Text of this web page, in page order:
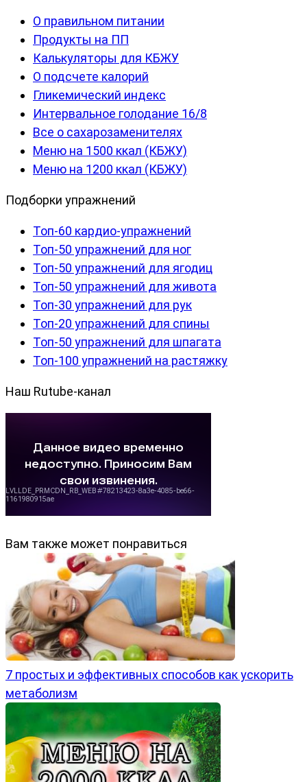
О правильном питании
Продукты на ПП
Калькуляторы для КБЖУ
О подсчете калорий
Гликемический индекс
Интервальное голодание 16/8
Все о сахарозаменителях
Меню на 1500 ккал (КБЖУ)
Меню на 1200 ккал (КБЖУ)
Подборки упражнений
Топ-60 кардио-упражнений
Топ-50 упражнений для ног
Топ-50 упражнений для ягодиц
Топ-50 упражнений для живота
Топ-30 упражнений для рук
Топ-20 упражнений для спины
Топ-50 упражнений для шпагата
Топ-100 упражнений на растяжку
Наш Rutube-канал
Вам также может понравиться
7 простых и эффективных способов как ускорить
метаболизм